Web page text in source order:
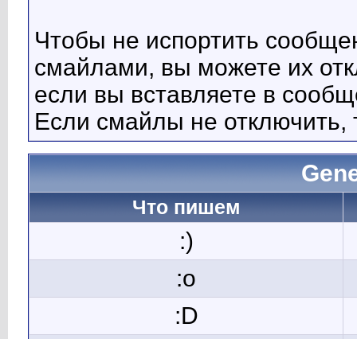
Чтобы не испортить
смайлами, вы можете их
если вы вставляете в
Если смайлы не отключить,
Что пишем
:)
:o
:D